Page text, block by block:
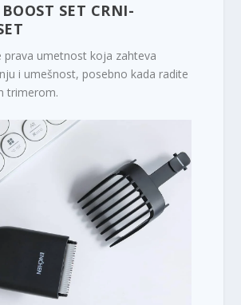
SET CRNI-
prava umetnost koja zahteva
i umešnost, posebno kada radite
trimerom.